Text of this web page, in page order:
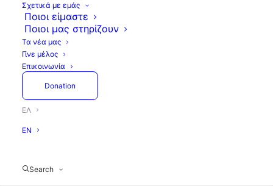
Σχετικά με εμάς
Ποιοι είμαστε
Ποιοι μας στηρίζουν
Τα νέα μας
Γίνε μέλος
Επικοινωνία
Donation
ΕΛ
EN
Search
Όλα Τελευταίες Εξελίξεις